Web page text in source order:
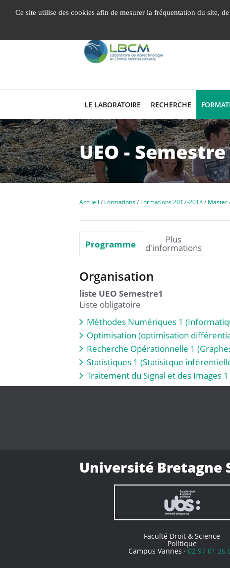
LE LABORATOIRE RECHERCHE
UEO - Semestre
Accueil Formations Formations 2017-2018 Master
Programme Plus
d'informations
Organisation
liste UEO Semestre1
Liste obligatoire
Méthodes Numériques 1
Optimisation (optimisation
Recherche Opérationnelle 1
Statistiques 1 (Statisitque
Traitement du Signal et des Images
Université Bretagne
Faculté Droit & Science
Politique
Campus Vannes ·02 97 01 26
Ce site utilise des cookies afin de mesurer la fréquentation du site,